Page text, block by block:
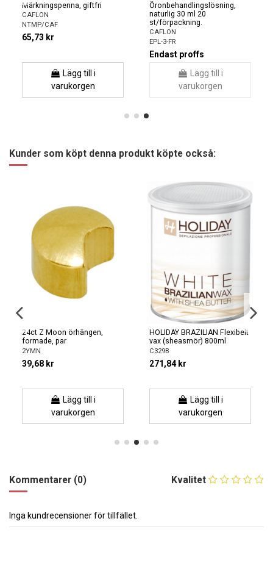
Märkningspenna, giftfri
CAFLON
NTMP/CAF
65,73 kr
Lägg till i
varukorgen
Öronbehandlingslösning,
naturlig 30 ml 20
st/förpackning.
CAFLON
EPL-3-FR
Endast proffs
Lägg till i
varukorgen
Kunder som köpt denna produkt köpte också:
24ct Z Moon örhängen,
formade, par
2YMN
39,68 kr
Lägg till i
varukorgen
HOLIDAY BRAZILIAN Flexibelt
vax (sheasmör) 800ml
C329B
271,84 kr
Lägg till i
varukorgen
Kvalitet
Kommentarer (0)
Inga kundrecensioner för tillfället.